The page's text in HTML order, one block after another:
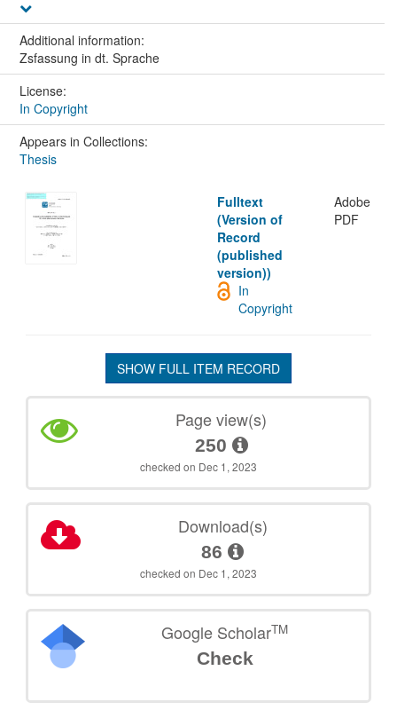
Additional information:
Zsfassung in dt. Sprache
License:
In Copyright
Appears in Collections:
Thesis
Fulltext
(Version of
Record
(published
version))
Adobe
PDF
In
Copyright
SHOW FULL ITEM RECORD
Page view(s)
250
checked on Dec 1, 2023
Download(s)
86
checked on Dec 1, 2023
Google ScholarTM
Check